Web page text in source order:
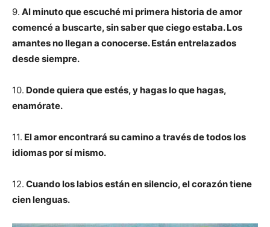
9. Al minuto que escuché mi primera historia de amor
comencé a buscarte, sin saber que ciego estaba. Los
amantes no llegan a conocerse. Están entrelazados
desde siempre.
10. Donde quiera que estés, y hagas lo que hagas,
enamórate.
11. El amor encontrará su camino a través de todos los
idiomas por sí mismo.
12. Cuando los labios están en silencio, el corazón tiene
cien lenguas.